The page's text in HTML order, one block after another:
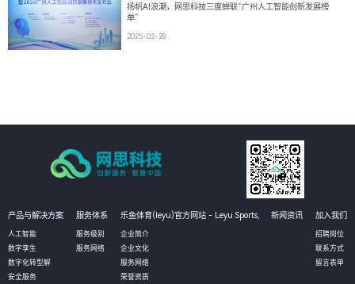
扬帆AI浪潮，网思科技三度蝉联“广州人工智能创新发展榜
单”
2025-02-28
产品与解决方案
人工智能
数字孪生
数字化转型解
安全服务
服务体系
服务级别
服务网络
乐鱼体育(leyu)官方网站 - Leyu Sports,
企业简介
企业文化
服务网络
荣誉资质
新闻资讯 加入我们
招聘岗位
联系方式
留言表单